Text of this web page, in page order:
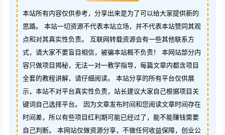
本站所有内容仅供参考，分享出来是为了可以给大家提供新的
思路。 本站一切资源不代表本站立场，并不代表本站赞同其观
点和对其真实性负责。 互联网转载资源会有一些其他联系方
式，请大家不要盲目相信，被骗本站概不负责！ 本网站部分内
容只做项目揭秘，无法一对一教学指导，每篇文章内都含项目
全套的教程讲解，请仔细阅读。 本站分享的所有平台仅供展
示，本站不对平台真实性负责，站长建议大家自己根据项目关
键词自己选择平台。 因为文章发布时间和您阅读文章时间存在
时间差，所以有些项目红利期可能已经过了，能不能赚钱需要
自己判断。 本网站仅做资源分享，不做任何收益保障，创业公